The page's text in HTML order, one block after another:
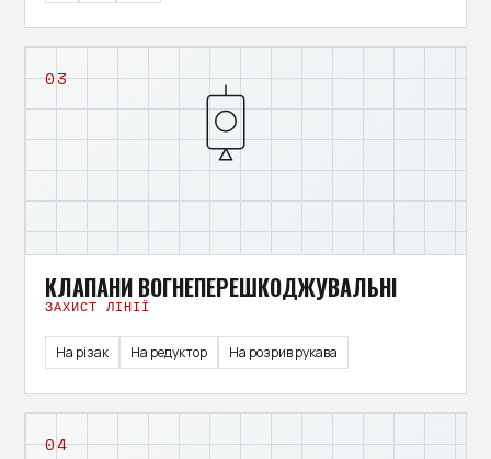
03
КЛАПАНИ ВОГНЕПЕРЕШКОДЖУВАЛЬНІ
ЗАХИСТ ЛІНІЇ
На різак На редуктор На розрив рукава
04